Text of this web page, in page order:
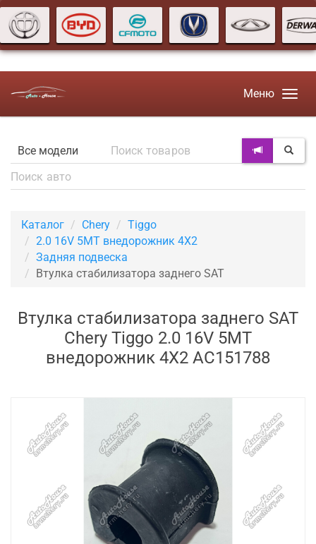
Меню
Каталог Chery
Tiggo
2.0 16V 5MT внедорожник 4X2
Задняя подвеска
Втулка стабилизатора заднего SAT
Втулка стабилизатора заднего SAT
Chery Tiggo 2.0 16V 5MT
внедорожник 4X2 AC151788